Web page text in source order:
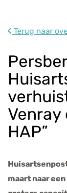
s
e
g
e
v
e
n
s
Terug naar
Venray
HAP”
maart naar